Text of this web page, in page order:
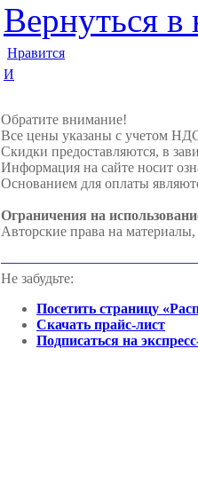
Вернуться в
Нравится
И
Обратите внимание!
Все цены указаны с учетом
Скидки предоставляются, в
Информация на сайте носит
Основанием для оплаты
Ограничения на
Авторские права на
Не забудьте:
Посетить страницу
Скачать прайс-лист
Подписаться на